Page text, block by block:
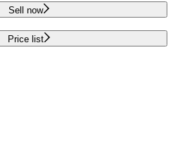
Sell now
Price list